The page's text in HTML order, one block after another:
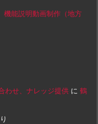
機能説明動画制作（地方
わせ、ナレッジ提供 に 鶴